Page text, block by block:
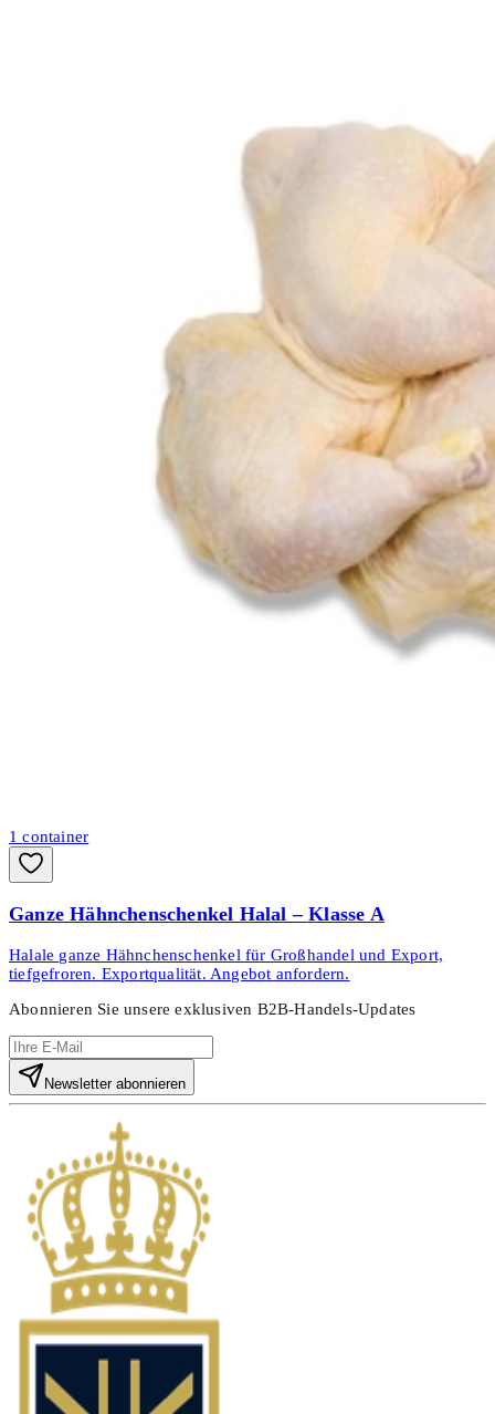
1container
Ganze Hähnchenschenkel Halal – Klasse A
Halale ganze Hähnchenschenkel für Großhandel und Export,
tiefgefroren. Exportqualität. Angebot anfordern.
Abonnieren Sie unsere exklusiven B2B-Handels-Updates
Newsletter abonnieren